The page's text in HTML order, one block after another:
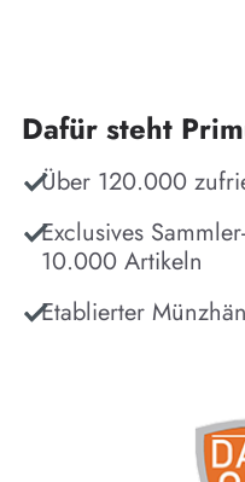
Dafür steht
Über 120.000
Exclusives
10.000 Artikeln
Etablierter